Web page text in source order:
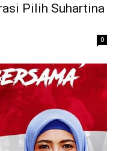
Pilih Suhartina
0